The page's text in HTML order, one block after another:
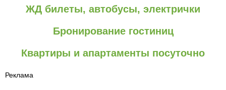
ЖД билеты, автобусы, электрички
Бронирование гостиниц
Квартиры и апартаменты посуточно
Реклама